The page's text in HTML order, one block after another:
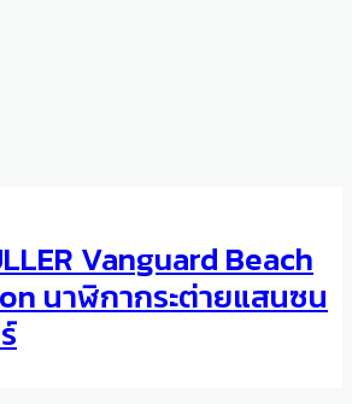
Trio of
Laureato
Vanguard Beach
นาฬิกากระต่ายแสนซน